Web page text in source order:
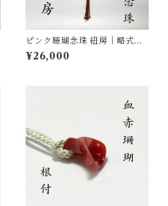
ピンク珊瑚念珠 紐房｜略式片
手 ot-011
¥26,000